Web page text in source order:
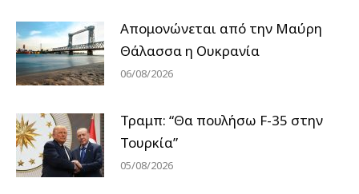
Απομονώνεται από την Μαύρη
Θάλασσα η Ουκρανία
06/08/2026
Τραμπ: “Θα πουλήσω F-35 στην
Τουρκία”
05/08/2026